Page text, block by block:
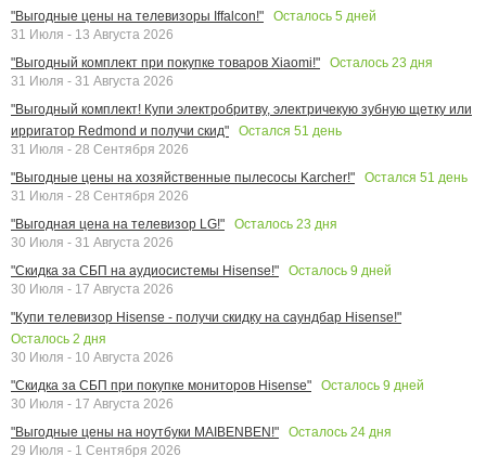
"Выгодные цены на телевизоры Iffalcon!"
Осталось 5 дней
31 Июля - 13 Августа 2026
"Выгодный комплект при покупке товаров Xiaomi!"
Осталось 23 дня
31 Июля - 31 Августа 2026
"Выгодный комплект! Купи электробритву, электричекую зубную щетку или
ирригатор Redmond и получи скид"
Остался 51 день
31 Июля - 28 Сентября 2026
"Выгодные цены на хозяйственные пылесосы Karcher!"
Остался 51 день
31 Июля - 28 Сентября 2026
"Выгодная цена на телевизор LG!"
Осталось 23 дня
30 Июля - 31 Августа 2026
"Скидка за СБП на аудиосистемы Hisense!"
Осталось 9 дней
30 Июля - 17 Августа 2026
"Купи телевизор Hisense - получи скидку на саундбар Hisense!"
Осталось 2 дня
30 Июля - 10 Августа 2026
"Скидка за СБП при покупке мониторов Hisense"
Осталось 9 дней
30 Июля - 17 Августа 2026
"Выгодные цены на ноутбуки MAIBENBEN!"
Осталось 24 дня
29 Июля - 1 Сентября 2026